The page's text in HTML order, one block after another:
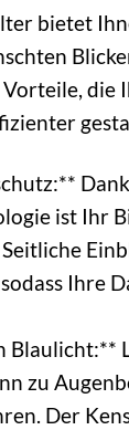
bietet
die
ist Ihr
Ihre
Blaulicht:**
zu
Der